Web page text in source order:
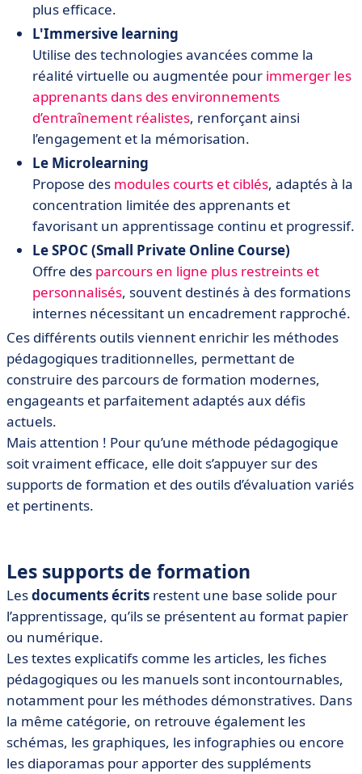
plus efficace.
L'Immersive learning
Utilise des technologies avancées comme la
réalité virtuelle ou augmentée pour immerger les
apprenants dans des environnements
d’entraînement réalistes, renforçant ainsi
l’engagement et la mémorisation.
Le Microlearning
Propose des modules courts et ciblés, adaptés à la
concentration limitée des apprenants et
favorisant un apprentissage continu et progressif.
Le SPOC (Small Private Online Course)
Offre des parcours en ligne plus restreints et
personnalisés, souvent destinés à des formations
internes nécessitant un encadrement rapproché.
Ces différents outils viennent enrichir les méthodes
pédagogiques traditionnelles, permettant de
construire des parcours de formation modernes,
engageants et parfaitement adaptés aux défis
actuels.
Mais attention ! Pour qu’une méthode pédagogique
soit vraiment efficace, elle doit s’appuyer sur des
supports de formation et des outils d’évaluation variés
et pertinents.
Les supports de formation
Lesdocuments écrits restent une base solide pour
l’apprentissage, qu’ils se présentent au format papier
ou numérique.
Les textes explicatifs comme les articles, les fiches
pédagogiques ou les manuels sont incontournables,
notamment pour les méthodes démonstratives. Dans
la même catégorie, on retrouve également les
schémas, les graphiques, les infographies ou encore
les diaporamas pour apporter des suppléments